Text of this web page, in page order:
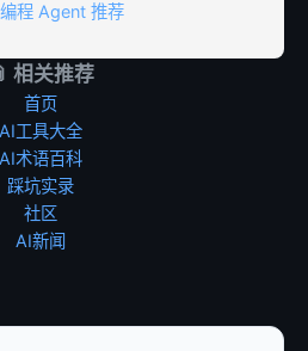
程 Agent 推荐
相关推荐
首页
AI工具大全
AI术语百科
踩坑实录
社区
AI新闻